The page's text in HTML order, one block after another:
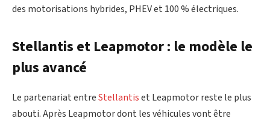
des motorisations hybrides, PHEV et 100 % électriques.
Stellantis et Leapmotor : le modèle le
plus avancé
Le partenariat entreStellantiset Leapmotor reste le plus
abouti. Après Leapmotor dont les véhicules vont être